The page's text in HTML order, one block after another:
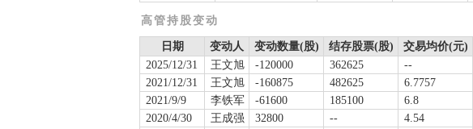
高管持股变动
日期 变动人 变动数量(股) 结存股票(股) 交易均价(元)
2025/12/31
王文旭 -120000 362625 --
2021/12/31
王文旭 -160875 482625 6.7757
2021/9/9
李铁军 -61600 185100 6.8
2020/4/30
王成强 32800 -- 4.54